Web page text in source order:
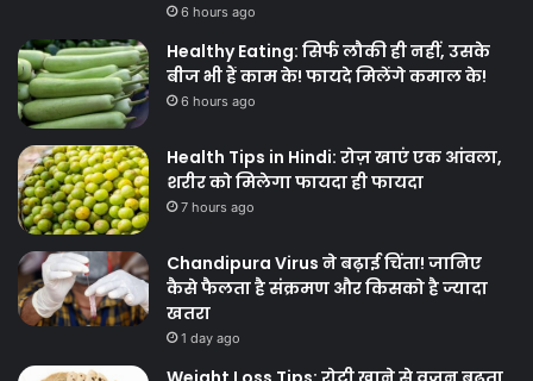
6 hours ago
Healthy Eating: सिर्फ लौकी ही नहीं, उसके
बीज भी हैं काम के! फायदे मिलेंगे कमाल के!
6 hours ago
Health Tips in Hindi: रोज़ खाएं एक आंवला,
शरीर को मिलेगा फायदा ही फायदा
7 hours ago
Chandipura Virus ने बढ़ाई चिंता! जानिए
कैसे फैलता है संक्रमण और किसको है ज्यादा
खतरा
1 day ago